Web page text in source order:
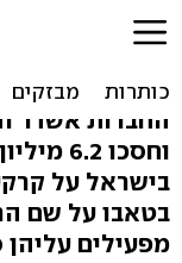
לא רשמת
תשתתף
החברות אשדר
בישראל על
בטאבו על שם
מפעילים עליהן